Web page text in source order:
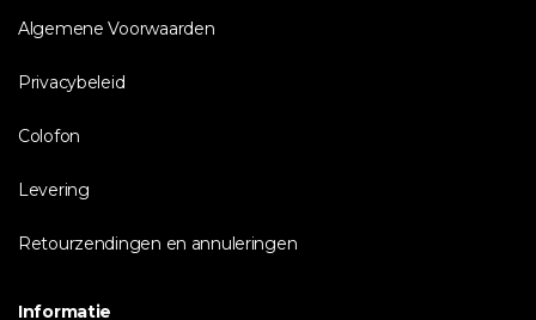
Algemene Voorwaarden
Privacybeleid
Colofon
Levering
Retourzendingen en annuleringen
Informatie